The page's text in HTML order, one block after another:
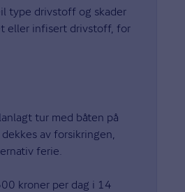
type drivstoff og skader
eller infisert drivstoff, for
tur med båten på
av forsikringen,
ferie.
kroner per dag i 14